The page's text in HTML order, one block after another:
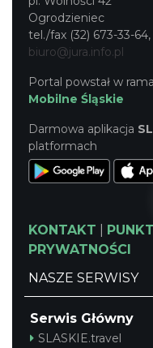
Ogrodzieniec
tel./fax (32) 673-33-
biuro@jura.info.pl
Portal powstał w
Mobilne Śląskie
Darmowa aplikacja
platformach
KONTAKT
PRYWATNOŚCI
NASZE SERWISY
Serwis Główny
SLASKIE.travel